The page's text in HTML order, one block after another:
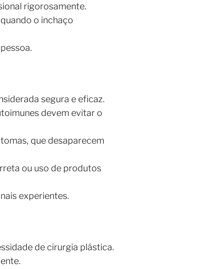
rigorosamente.
o inchaço
segura e eficaz.
devem evitar o
que desaparecem
ou uso de produtos
experientes.
de cirurgia plástica.